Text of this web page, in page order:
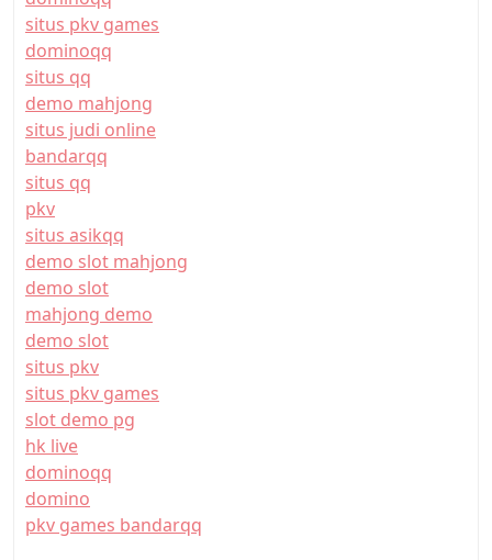
situs pkv games
dominoqq
situs qq
demo mahjong
situs judi online
bandarqq
situs qq
pkv
situs asikqq
demo slot mahjong
demo slot
mahjong demo
demo slot
situs pkv
situs pkv games
slot demo pg
hk live
dominoqq
domino
pkv games bandarqq